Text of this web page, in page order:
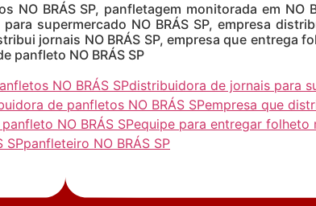
BRÁS SP, panfletagem monitorada em NO
supermercado NO BRÁS SP, empresa
jornais NO BRÁS SP, empresa que entrega
panfleto NO BRÁS SP
NO BRÁS SPdistribuidora de jornais para
de panfletos NO BRÁS SPempresa que
NO BRÁS SPequipe para entregar folheto
SPpanfleteiro NO BRÁS SP